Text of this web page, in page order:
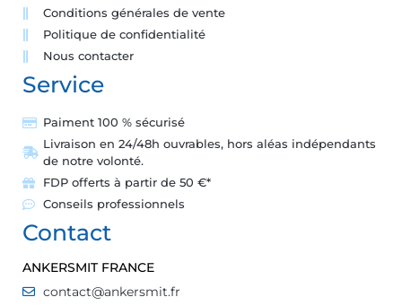
Conditions générales de vente
Politique de confidentialité
Nous contacter
Service
Paiment 100 % sécurisé
Livraison en 24/48h ouvrables, hors aléas indépendants
de notre volonté.
FDP offerts à partir de 50 €*
Conseils professionnels
Contact
ANKERSMIT FRANCE
contact@ankersmit.fr